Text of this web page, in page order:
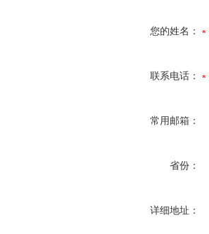
您的姓名：
联系电话：
常用邮箱：
省份：
详细地址：